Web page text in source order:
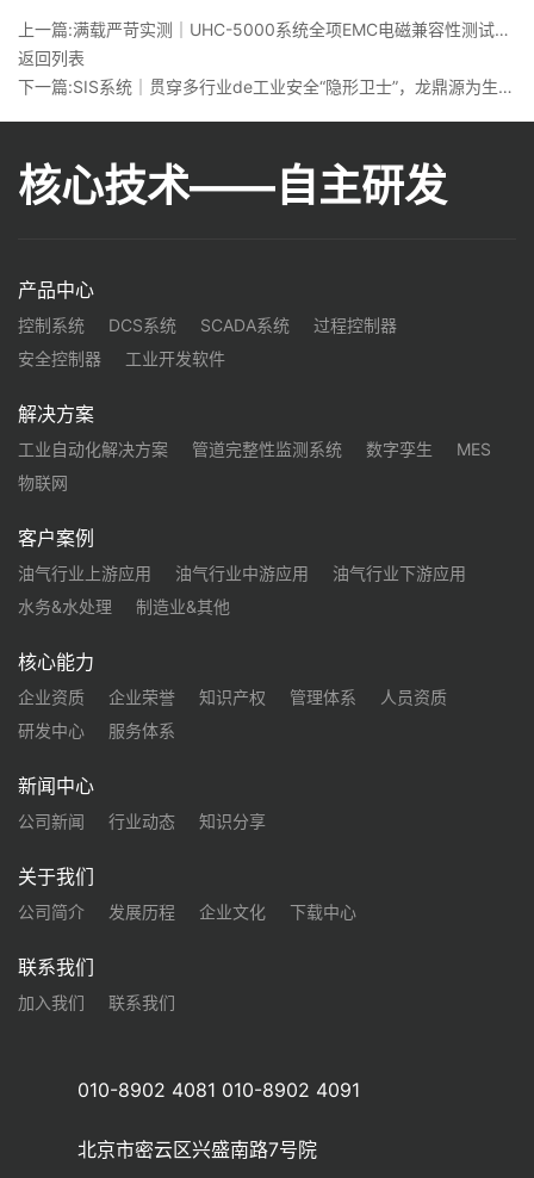
上一篇:满载严苛实测｜UHC-5000系统全项EMC电磁兼容性测试报告
返回列表
下一篇:SIS系统｜贯穿多行业de工业安全“隐形卫士”，龙鼎源为生产保驾护航
核心技术——自主研发
产品中心
控制系统 DCS系统 SCADA系统
过程控制器
安全控制器
工业开发软件
解决方案
工业自动化解决方案 管道完整性监测系统 数字孪生
MES
物联网
客户案例
油气行业上游应用 油气行业中游应用
油气行业下游应用
水务&水处理
制造业&其他
核心能力
企业资质 企业荣誉 知识产权 管理体系
人员资质
研发中心
服务体系
新闻中心
公司新闻 行业动态 知识分享
关于我们
公司简介 发展历程 企业文化 下载中心
联系我们
加入我们 联系我们
010-8902 4081 010-8902 4091
北京市密云区兴盛南路7号院